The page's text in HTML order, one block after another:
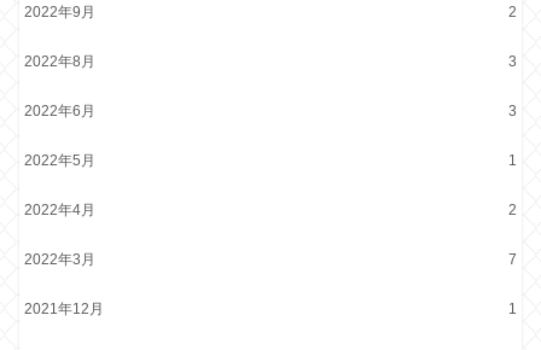
2022年9月 2
2022年8月 3
2022年6月 3
2022年5月 1
2022年4月 2
2022年3月 7
2021年12月 1